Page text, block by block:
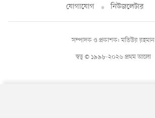
যোগাযোগ
নিউজলেটার
স্বত্ব © ১৯৯৮-২০২৬ প্রথম আলো
সম্পাদক ও প্রকাশক: মতিউর রহমান